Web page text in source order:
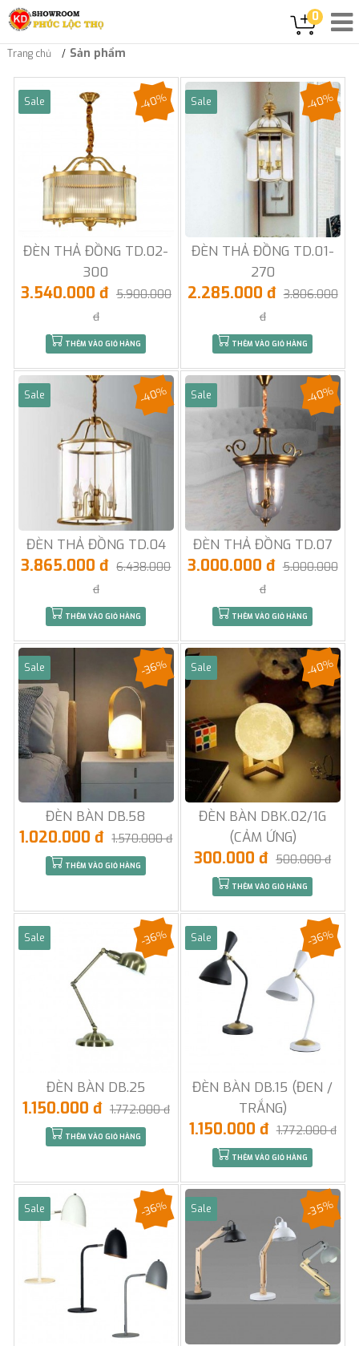
0
Trang chủ Sản phẩm
Sale
ĐÈN THẢ ĐỒNG TD.02-
300
-40%
3.540.000 đ 5.900.000
đ
THÊM VÀO GIỎ HÀNG
Sale
ĐÈN THẢ ĐỒNG TD.01-
270
-40%
2.285.000 đ 3.806.000
đ
THÊM VÀO GIỎ HÀNG
Sale
ĐÈN THẢ ĐỒNG TD.04
-40%
3.865.000 đ 6.438.000
đ
THÊM VÀO GIỎ HÀNG
Sale
ĐÈN THẢ ĐỒNG TD.07
-40%
3.000.000 đ 5.000.000
đ
THÊM VÀO GIỎ HÀNG
Sale
ĐÈN BÀN DB.58
-36%
1.020.000 đ 1.570.000 đ
THÊM VÀO GIỎ HÀNG
Sale
ĐÈN BÀN DBK.02/1G
(CẢM ỨNG)
-40%
300.000 đ 500.000 đ
THÊM VÀO GIỎ HÀNG
Sale
ĐÈN BÀN DB.25
-36%
1.150.000 đ 1.772.000 đ
THÊM VÀO GIỎ HÀNG
Sale
ĐÈN BÀN DB.15 (ĐEN /
TRẮNG)
-36%
1.150.000 đ 1.772.000 đ
THÊM VÀO GIỎ HÀNG
Sale -36% Sale -35%